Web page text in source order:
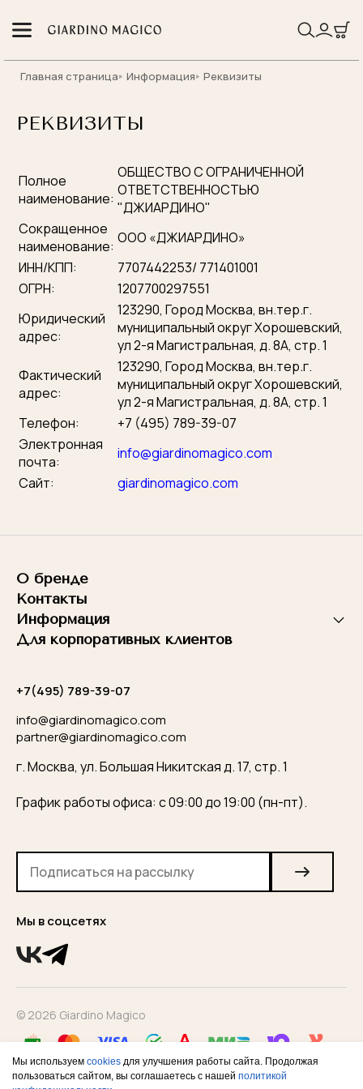
Главная страница Информация Реквизиты
РЕКВИЗИТЫ
Полное
наименование:
ОБЩЕСТВО С ОГРАНИЧЕННОЙ
ОТВЕТСТВЕННОСТЬЮ
"ДЖИАРДИНО"
Сокращенное
наименование: ООО «ДЖИАРДИНО»
ИНН/КПП:
7707442253/ 771401001
ОГРН:
1207700297551
Юридический
адрес:
123290, Город Москва, вн.тер.г.
муниципальный округ Хорошевский,
ул 2-я Магистральная, д. 8А, стр. 1
Фактический
адрес:
123290, Город Москва, вн.тер.г.
муниципальный округ Хорошевский,
ул 2-я Магистральная, д. 8А, стр. 1
Телефон:
+7 (495) 789-39-07
Электронная
почта:
info@giardinomagico.com
Сайт:
giardinomagico.com
О бренде
Контакты
Информация
Для корпоративных клиентов
Мы в соцсетях
+7(495) 789-39-07
info@giardinomagico.com
partner@giardinomagico.com
г. Москва, ул. Большая Никитская д. 17, стр. 1
График работы офиса: с 09:00 до 19:00 (пн-пт).
© 2026 Giardino Magico
Оставьте заявку
Наш менеджер свяжется с вами, чтобы
ответить на вопросы
Ваш телефон
Я согласен с
ОТПРАВИТЬ
Сообщение успешно
отправлено
Мы ответим вам в ближайшее время.
Мы используем cookies для улучшения работы сайта. Продолжая
пользоваться сайтом, вы соглашаетесь с нашей политикой